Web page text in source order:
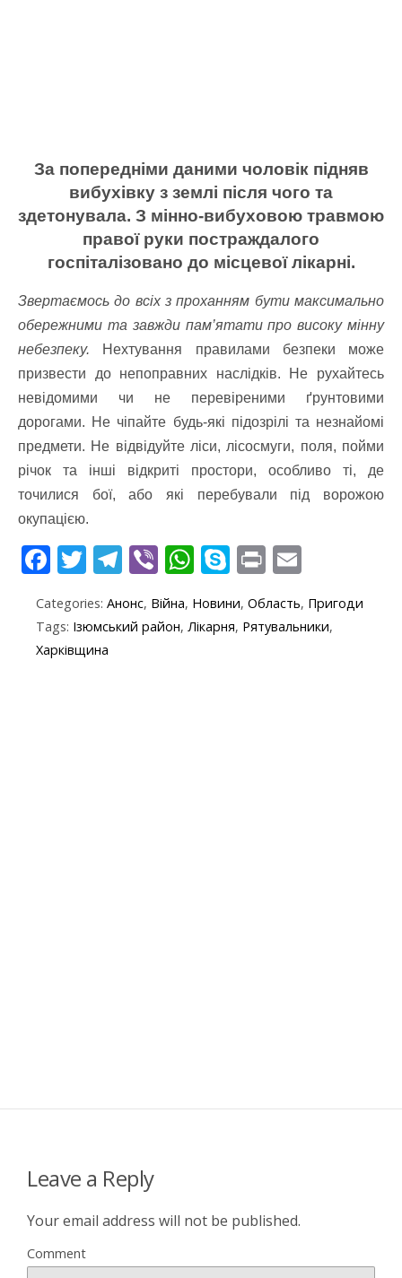
За попередніми даними чоловік підняв
вибухівку з землі після чого та
здетонувала. З мінно-вибуховою травмою
правої руки постраждалого
госпіталізовано до місцевої лікарні.
Звертаємось до всіх з проханням бути максимально
обережними та завжди пам’ятати про високу мінну
небезпеку. Нехтування правилами безпеки може
призвести до непоправних наслідків. Не рухайтесь
невідомими чи не перевіреними ґрунтовими
дорогами. Не чіпайте будь-які підозрілі та незнайомі
предмети. Не відвідуйте ліси, лісосмуги, поля, пойми
річок та інші відкриті простори, особливо ті, де
точилися бої, або які перебували під ворожою
окупацією.
F
e
b
T
itt
er
T
e
gr
Vi
b
er
W
at
S
y
p
Pr
t ai
Categories: Анонс, Війна, Новини, Область, Пригоди
Tags: Ізюмський район, Лікарня, Рятувальники,
Харківщина
Leave a Reply
Your email address will not be published.
Comment